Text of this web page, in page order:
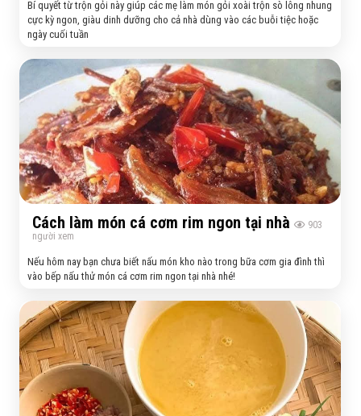
Bí quyết từ trộn gỏi này giúp các mẹ làm món gỏi xoài trộn sò lông nhung
cực kỳ ngon, giàu dinh dưỡng cho cả nhà dùng vào các buỗi tiệc hoặc
ngày cuối tuần
Cách làm món cá cơm rim ngon tại nhà
903
người xem
Nếu hôm nay bạn chưa biết nấu món kho nào trong bữa cơm gia đình thì
vào bếp nấu thử món cá cơm rim ngon tại nhà nhé!